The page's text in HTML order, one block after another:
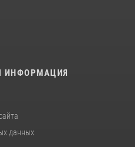
ИНФОРМАЦИЯ
данных